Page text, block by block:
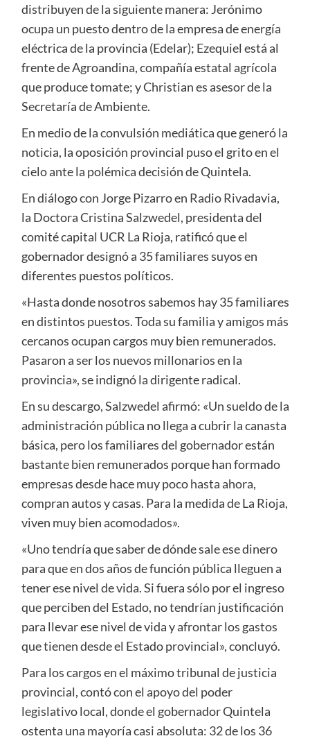
distribuyen de la siguiente manera: Jerónimo
ocupa un puesto dentro de la empresa de energía
eléctrica de la provincia (Edelar); Ezequiel está al
frente de Agroandina, compañía estatal agrícola
que produce tomate; y Christian es asesor de la
Secretaría de Ambiente.
En medio de la convulsión mediática que generó la
noticia, la oposición provincial puso el grito en el
cielo ante la polémica decisión de Quintela.
En diálogo con Jorge Pizarro en Radio Rivadavia,
la Doctora Cristina Salzwedel, presidenta del
comité capital UCR La Rioja, ratificó que el
gobernador designó a 35 familiares suyos en
diferentes puestos políticos.
«Hasta donde nosotros sabemos hay 35 familiares
en distintos puestos. Toda su familia y amigos más
cercanos ocupan cargos muy bien remunerados.
Pasaron a ser los nuevos millonarios en la
provincia», se indignó la dirigente radical.
En su descargo, Salzwedel afirmó: «Un sueldo de la
administración pública no llega a cubrir la canasta
básica, pero los familiares del gobernador están
bastante bien remunerados porque han formado
empresas desde hace muy poco hasta ahora,
compran autos y casas. Para la medida de La Rioja,
viven muy bien acomodados».
«Uno tendría que saber de dónde sale ese dinero
para que en dos años de función pública lleguen a
tener ese nivel de vida. Si fuera sólo por el ingreso
que perciben del Estado, no tendrían justificación
para llevar ese nivel de vida y afrontar los gastos
que tienen desde el Estado provincial», concluyó.
Para los cargos en el máximo tribunal de justicia
provincial, contó con el apoyo del poder
legislativo local, donde el gobernador Quintela
ostenta una mayoría casi absoluta: 32 de los 36